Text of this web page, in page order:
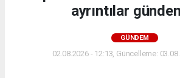
ayrıntılar
GÜNDEM
02.08.2026 - 12:13, Güncelleme: